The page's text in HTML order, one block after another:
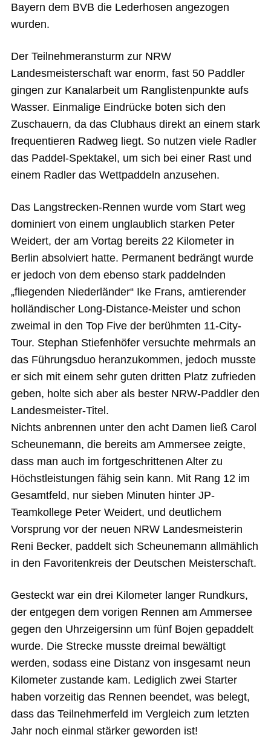
Bayern dem BVB die Lederhosen angezogen
wurden.
Der Teilnehmeransturm zur NRW
Landesmeisterschaft war enorm, fast 50 Paddler
gingen zur Kanalarbeit um Ranglistenpunkte aufs
Wasser. Einmalige Eindrücke boten sich den
Zuschauern, da das Clubhaus direkt an einem stark
frequentieren Radweg liegt. So nutzen viele Radler
das Paddel-Spektakel, um sich bei einer Rast und
einem Radler das Wettpaddeln anzusehen.
Das Langstrecken-Rennen wurde vom Start weg
dominiert von einem unglaublich starken Peter
Weidert, der am Vortag bereits 22 Kilometer in
Berlin absolviert hatte. Permanent bedrängt wurde
er jedoch von dem ebenso stark paddelnden
„fliegenden Niederländer“ Ike Frans, amtierender
holländischer Long-Distance-Meister und schon
zweimal in den Top Five der berühmten 11-City-
Tour. Stephan Stiefenhöfer versuchte mehrmals an
das Führungsduo heranzukommen, jedoch musste
er sich mit einem sehr guten dritten Platz zufrieden
geben, holte sich aber als bester NRW-Paddler den
Landesmeister-Titel.
Nichts anbrennen unter den acht Damen ließ Carol
Scheunemann, die bereits am Ammersee zeigte,
dass man auch im fortgeschrittenen Alter zu
Höchstleistungen fähig sein kann. Mit Rang 12 im
Gesamtfeld, nur sieben Minuten hinter JP-
Teamkollege Peter Weidert, und deutlichem
Vorsprung vor der neuen NRW Landesmeisterin
Reni Becker, paddelt sich Scheunemann allmählich
in den Favoritenkreis der Deutschen Meisterschaft.
Gesteckt war ein drei Kilometer langer Rundkurs,
der entgegen dem vorigen Rennen am Ammersee
gegen den Uhrzeigersinn um fünf Bojen gepaddelt
wurde. Die Strecke musste dreimal bewältigt
werden, sodass eine Distanz von insgesamt neun
Kilometer zustande kam. Lediglich zwei Starter
haben vorzeitig das Rennen beendet, was belegt,
dass das Teilnehmerfeld im Vergleich zum letzten
Jahr noch einmal stärker geworden ist!